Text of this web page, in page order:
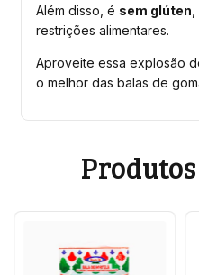
Além disso, é sem glúten
restrições alimentares.
Aproveite essa explosão
o melhor das balas de